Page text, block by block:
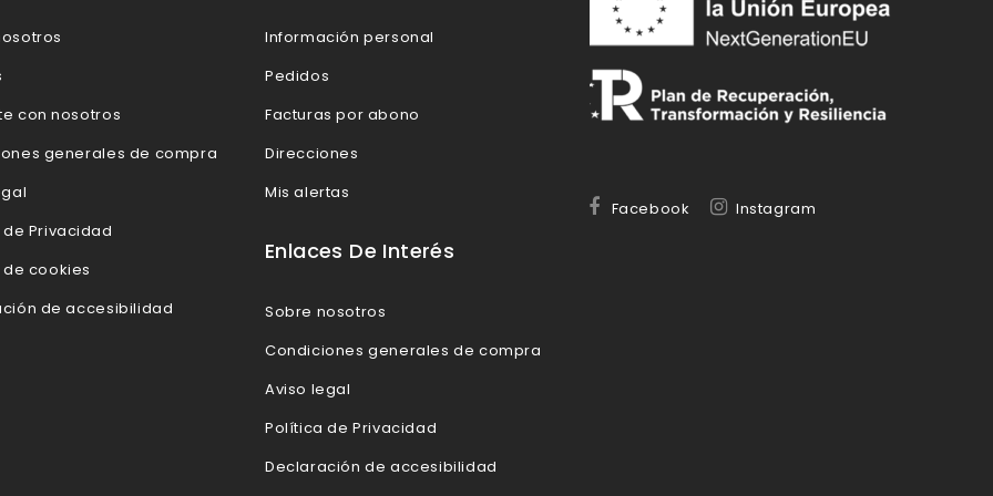
con nosotros
generales de compra
Privacidad
cookies
de accesibilidad
Información personal
Pedidos
Facturas por abono
Direcciones
Mis alertas
Facebook Instagram
Enlaces De Interés
Sobre nosotros
Condiciones generales de compra
Aviso legal
Política de Privacidad
Declaración de accesibilidad